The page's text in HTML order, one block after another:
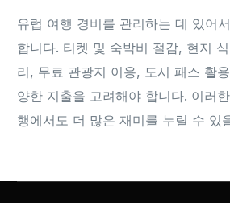
유럽 여행 경비를 관리하는 데 있어
합니다. 티켓 및 숙박비 절감, 현지
리, 무료 관광지 이용, 도시 패스 활
양한 지출을 고려해야 합니다. 이러
행에서도 더 많은 재미를 누릴 수 있